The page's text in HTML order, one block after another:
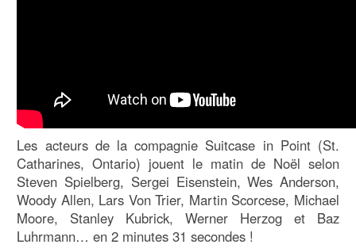
Les acteurs de la compagnie Suitcase in Point (St.
Catharines, Ontario) jouent le matin de Noël selon
Steven Spielberg, Sergei Eisenstein, Wes Anderson,
Woody Allen, Lars Von Trier, Martin Scorcese, Michael
Moore, Stanley Kubrick, Werner Herzog et Baz
Luhrmann… en 2 minutes 31 secondes !